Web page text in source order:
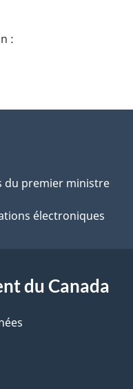
du premier ministre
électroniques
du Canada